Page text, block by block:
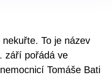
To je název
září pořádá ve
Tomáše Bati